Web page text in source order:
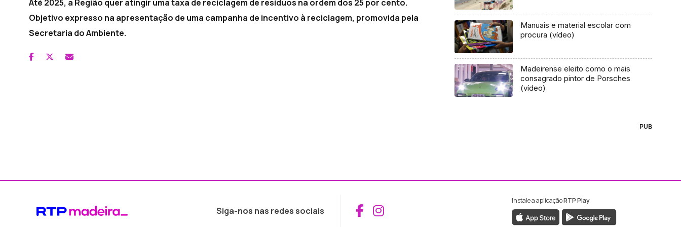
Até 2025, a Região quer atingir uma taxa de reciclagem de resíduos na ordem dos 25 por cento.
Objetivo expresso na apresentação de uma campanha de incentivo à reciclagem, promovida pela
Secretaria do Ambiente.
Manuais e material escolar com
procura (vídeo)
Madeirense eleito como o mais
consagrado pintor de Porsches
(vídeo)
PUB
Siga-nos nas redes sociais Aceder ao Facebook da RTP Madeira
Aceder ao Instagram da RTP Madeira
Instale a aplicaçãoRTP Play